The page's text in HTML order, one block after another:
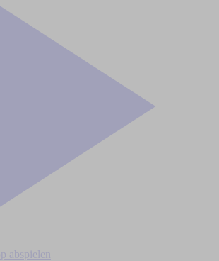
abspielen